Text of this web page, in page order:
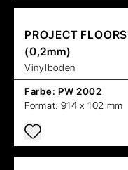
PROJECT FLOORS
(0,2mm)
Vinylboden
Farbe: PW 2002
Format: 914 x 102 mm